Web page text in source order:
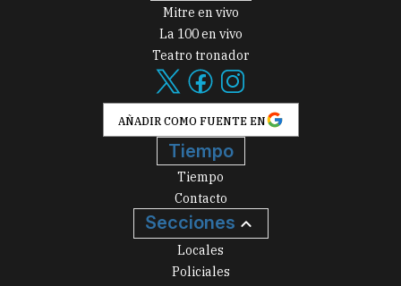
Mitre en vivo
La 100 en vivo
Teatro tronador
AÑADIR COMO FUENTE EN
Tiempo
Tiempo
Contacto
Secciones
Locales
Policiales